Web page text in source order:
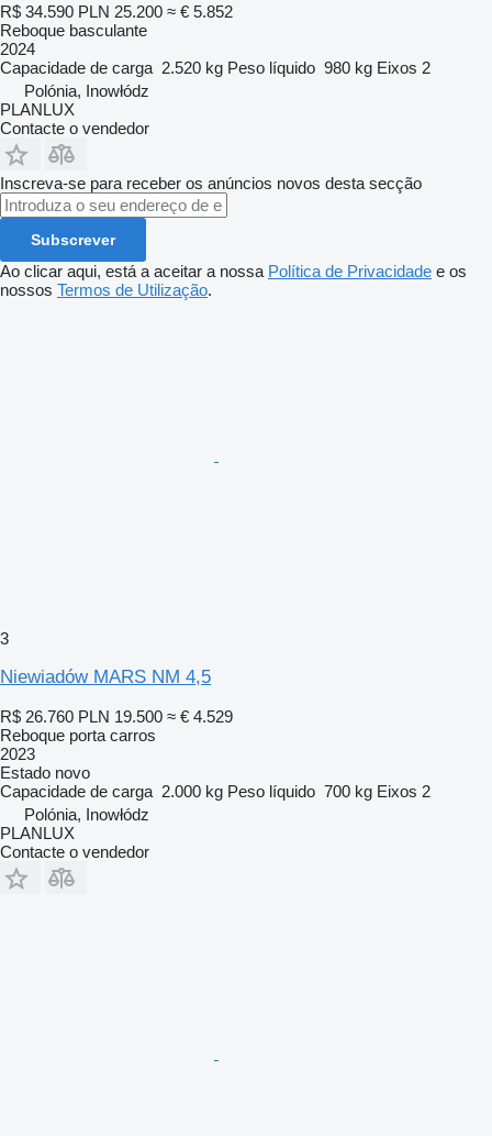
R$ 34.590 PLN 25.200 ≈ € 5.852
Reboque basculante
2024
Capacidade de carga 2.520 kg Peso líquido 980 kg Eixos 2
Polónia, Inowłódz
PLANLUX
Contacte o vendedor
Inscreva-se para receber os anúncios novos desta secção
Subscrever
Ao clicar aqui, está a aceitar a nossa Política de Privacidade e os
nossos Termos de Utilização.
3
Niewiadów MARS NM 4,5
R$ 26.760 PLN 19.500 ≈ € 4.529
Reboque porta carros
2023
Estado novo
Capacidade de carga 2.000 kg Peso líquido 700 kg Eixos 2
Polónia, Inowłódz
PLANLUX
Contacte o vendedor